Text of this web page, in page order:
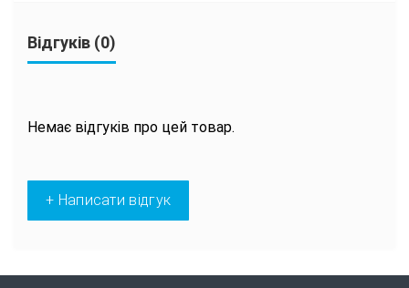
Відгуків (0)
Немає відгуків про цей товар.
+ Написати відгук